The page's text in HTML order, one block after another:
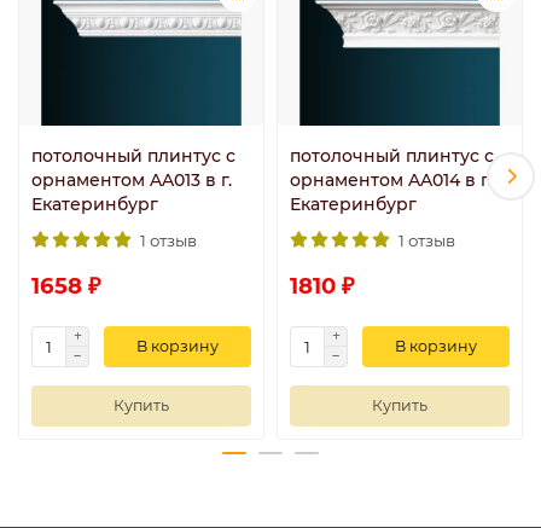
потолочный плинтус с
орнаментом AA013 в г.
Екатеринбург
1 отзыв
1658 ₽
В корзину
Купить
потолочный плинтус с
орнаментом AA014 в г.
Екатеринбург
1 отзыв
1810 ₽
В корзину
Купить